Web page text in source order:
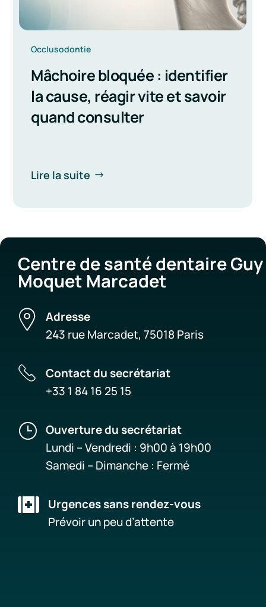
Occlusodontie
Mâchoire bloquée : identifier
la cause, réagir vite et savoir
quand consulter
Lire la suite
Centre de santé dentaire Guy
Moquet Marcadet
Adresse
243 rue Marcadet, 75018 Paris
Contact du secrétariat
+33 1 84 16 25 15
} Ouverture du secrétariat
Lundi – Vendredi : 9h00 à 19h00
Samedi – Dimanche : Fermé

Urgences sans rendez-vous
Prévoir un peu d’attente